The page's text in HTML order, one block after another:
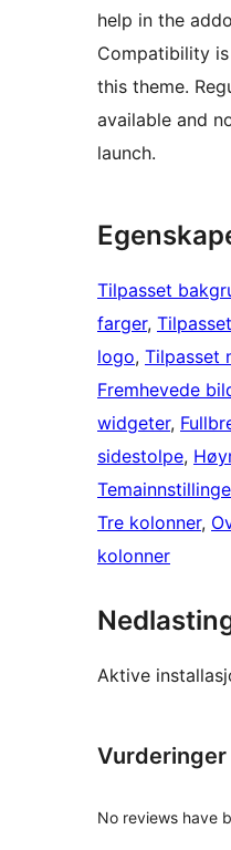
help in the
Compatibility
this theme.
available and
launch.
Tilpasset
farger,
logo, Tilpasset
Fremhevede
widgeter,
sidestolpe,
Tre kolonner,
kolonner
Aktive
Vurderinger
No reviews have